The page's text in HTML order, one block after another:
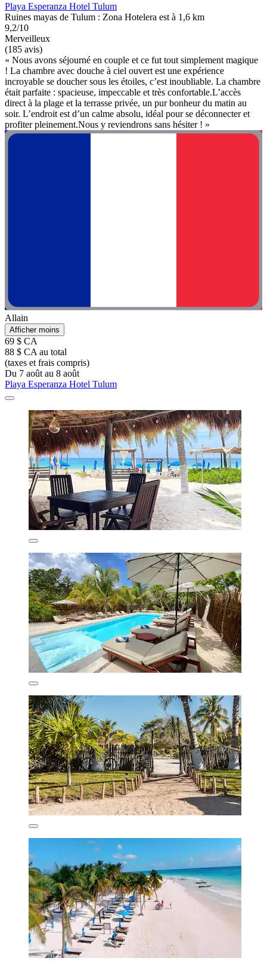
Playa Esperanza Hotel Tulum
Ruines mayas de Tulum : Zona Hotelera est à 1,6 km
9,2/10
Merveilleux
(185 avis)
« Nous avons séjourné en couple et ce fut tout simplement magique
! La chambre avec douche à ciel ouvert est une expérience
incroyable se doucher sous les étoiles, c’est inoubliable. La chambre
était parfaite : spacieuse, impeccable et très confortable.L’accès
direct à la plage et la terrasse privée, un pur bonheur du matin au
soir. L’endroit est d’un calme absolu, idéal pour se déconnecter et
profiter pleinement.Nous y reviendrons sans hésiter ! »
Allain
Afficher moins
69 $ CA
88 $ CA au total
(taxes et frais compris)
Du 7 août au 8 août
Playa Esperanza Hotel Tulum